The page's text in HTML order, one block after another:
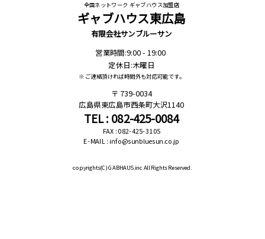
全国ネットワーク ギャブハウス加盟店
ギャブハウス東広島
有限会社サンブルーサン
営業時間:9:00 - 19:00
定休日:木曜日
※ ご連絡頂ければ時間外も対応可能です。
739-0034
広島県東広島市西条町大沢1140
TEL : 082-425-0084
FAX : 082-425-3105
E-MAIL : info@sunbluesun.co.jp
copyrights(C)GABHAUS.inc All Rights Reserved.